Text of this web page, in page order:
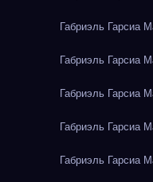
Габриэль Гарсиа
Габриэль Гарсиа
Габриэль Гарсиа
Габриэль Гарсиа
Габриэль Гарсиа